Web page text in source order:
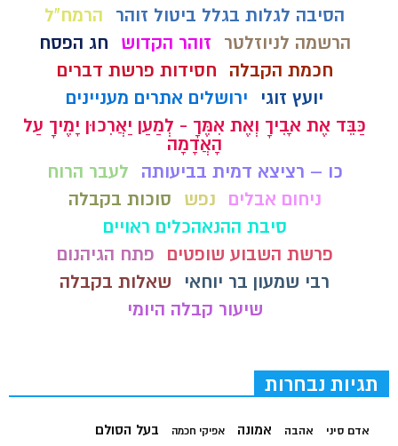
הסיבה לגלות בגלל ביטול זוהר
הרמח"ל
הרשמה לניוזלטר
זוהר הקדוש
חג הפסח
חכמת הקבלה
חסידות פרשת דברים
יועץ זוגי
ירושלים אתרים מעניינים
כַּבֵּד אֶת אָבִיךָ וְאֶת אִמֶּךָ - לְמַעַן יַאֲרִכוּן יָמֶיךָ עַל
הָאֲדָמָה
כו – רציצא דמית בביעותה
לעבר הרוח
ניחום אבלים
נפש
סוכות בקבלה
סיבת ההנאהכלים ראויים
פרשת השבוע שופטים
פתח הגיהנום
רבי שמעון בר יוחאי
שאלות בקבלה
שיעור קבלה היומי
תגיות נבחרות
אדם סיני אהבה אמונה אפיקי חכמה בעל הסולם